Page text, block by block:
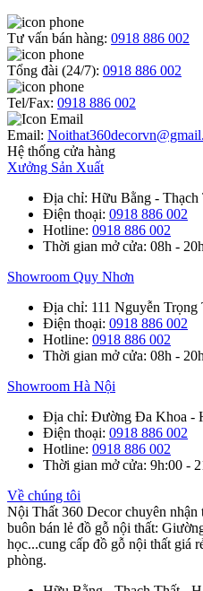
Tư vấn bán hàng: 0918 886 002
Tổng đài (24/7): 0918 886 002
Tel/Fax: 0918 886 002
Email:
Hệ thống cửa hàng
Xưởng Sản Xuất
Địa chỉ: Hữu Bằng -
Điện thoại: 0918 886 002
Hotline: 0918 886 002
Thời gian mở cửa: 08h - 20h
Showroom Quy Nhơn
Địa chỉ: 111 Nguyễn
Điện thoại: 0918 886 002
Hotline: 0918 886 002
Thời gian mở cửa: 08h - 20h
Showroom Hà Nội
Địa chỉ: Đường Đa Khoa -
Điện thoại: 0918 886 002
Hotline: 0918 886 002
Thời gian mở cửa: 9h:00 -
Về chúng tôi
Nội Thất 360 Decor chuyên nhận
buôn bán lẻ đồ gỗ nội thất:
học...cung cấp đồ gỗ nội thất giá
phòng.